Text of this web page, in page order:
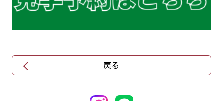
アクセス 店舗情報・サービス
見学・体験 入会方法
よくあるご質問 店舗へのお問い合わせ
戻る